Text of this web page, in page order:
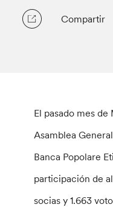
Compartir
El pasado mes
Asamblea
Banca Popolare
participación de
socias y 1.663